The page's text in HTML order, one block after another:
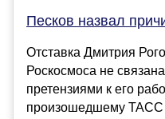
Песков назвал
Отставка Дмитрия
Роскосмоса не
претензиями к его
произошедшему ТАСС